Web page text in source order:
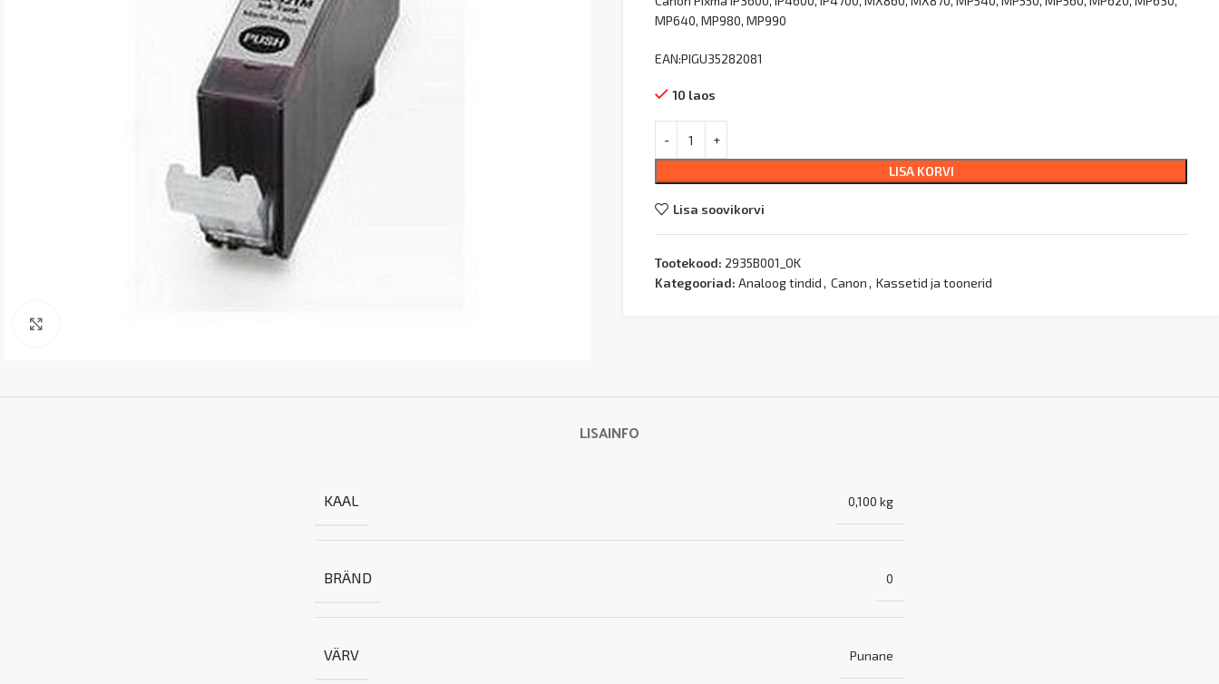
MP640, MP980, MP990
EAN:PIGU35282081
10 laos
LISA KORVI
Lisa soovikorvi
Tootekood: 2935B001_OK
Kategooriad: Analoog tindid, Canon, Kassetid ja toonerid
LISAINFO
KAAL 0,100 kg
BRÄND 0
VÄRV Punane